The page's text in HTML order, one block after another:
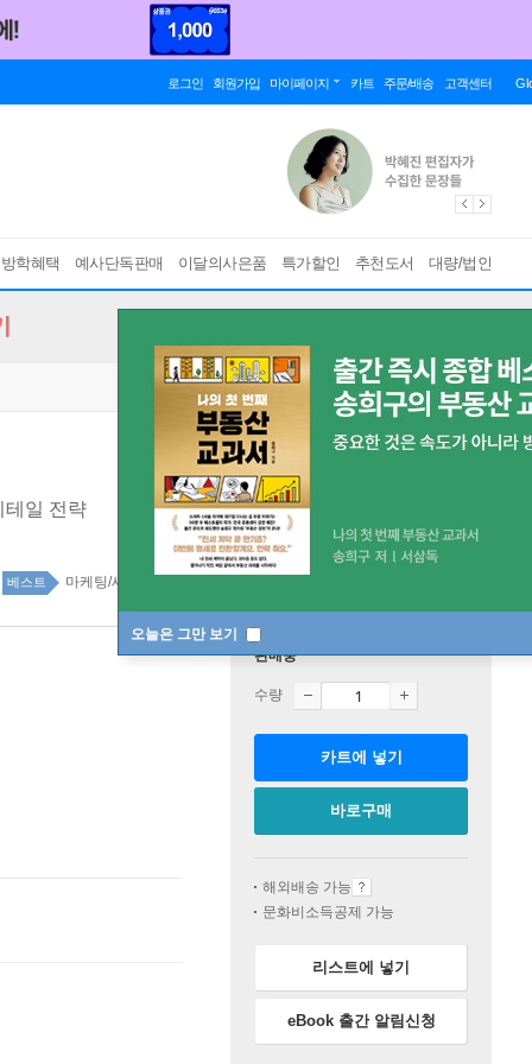
로그인 회원가입 마이페이지 카트 주문/배송 고객센터
학혜택 예사단독판매 이달의사은품 특가할인 추천도서 대량/법인
오늘은 그만 보기
테일 전략
베스트 마케팅/세일즈 top20 1주
판매중
수량
카트에 넣기
바로구매
해외배송 가능
문화비소득공제 가능
리스트에 넣기
eBook 출간 알림신청